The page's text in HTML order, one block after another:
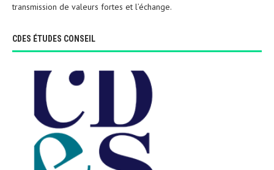
transmission de valeurs fortes et l’échange.
CDES ÉTUDES CONSEIL